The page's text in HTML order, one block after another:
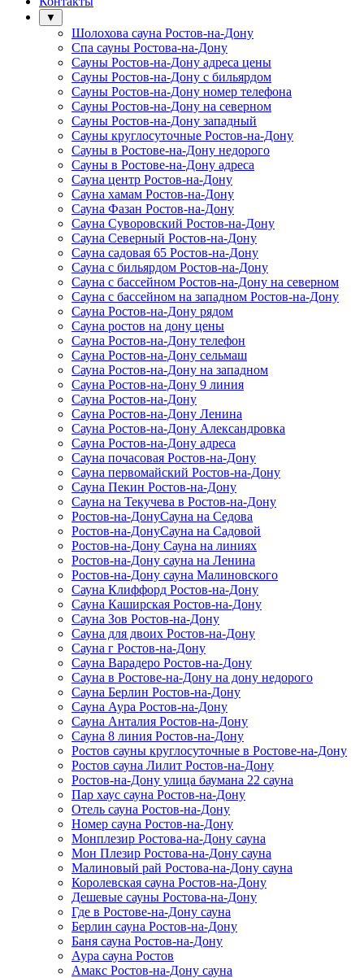
▼
Шолохова сауна Ростов-на-Дону
Спа сауны Ростова-на-Дону
Сауны Ростов-на-Дону адреса цены
Сауны Ростов-на-Дону с бильярдом
Сауны Ростов-на-Дону номер телефона
Сауны Ростов-на-Дону на северном
Сауны Ростов-на-Дону западный
Сауны круглосуточные Ростов-на-Дону
Сауны в Ростове-на-Дону недорого
Сауны в Ростове-на-Дону адреса
Сауна центр Ростов-на-Дону
Сауна хамам Ростов-на-Дону
Сауна Фазан Ростов-на-Дону
Сауна Суворовский Ростов-на-Дону
Сауна Северный Ростов-на-Дону
Сауна садовая 65 Ростов-на-Дону
Сауна с бильярдом Ростов-на-Дону
Сауна с бассейном Ростов-на-Дону на северном
Сауна с бассейном на западном Ростов-на-Дону
Сауна Ростов-на-Дону рядом
Сауна ростов на дону цены
Сауна Ростов-на-Дону телефон
Сауна Ростов-на-Дону сельмаш
Сауна Ростов-на-Дону на западном
Сауна Ростов-на-Дону 9 линия
Сауна Ростов-на-Дону
Сауна Ростов-на-Дону Ленина
Сауна Ростов-на-Дону Александровка
Сауна Ростов-на-Дону адреса
Сауна почасовая Ростов-на-Дону
Сауна первомайский Ростов-на-Дону
Сауна Пекин Ростов-на-Дону
Сауна на Текучева в Ростов-на-Дону
Ростов-на-ДонуСауна на Седова
Ростов-на-ДонуСауна на Садовой
Ростов-на-Дону Сауна на линиях
Ростов-на-Дону сауна на Ленина
Ростов-на-Дону сауна Малиновского
Сауна Клиффорд Ростов-на-Дону
Сауна Каширская Ростов-на-Дону
Сауна Зов Ростов-на-Дону
Сауна для двоих Ростов-на-Дону
Сауна г Ростов-на-Дону
Сауна Варадеро Ростов-на-Дону
Сауна в Ростове-на-Дону на дону недорого
Сауна Берлин Ростов-на-Дону
Сауна Аура Ростов-на-Дону
Сауна Анталия Ростов-на-Дону
Сауна 8 линия Ростов-на-Дону
Ростов сауны круглосуточные в Ростове-на-Дону
Ростов сауна Лилит Ростов-на-Дону
Ростов-на-Дону улица баумана 22 сауна
Пар хаус сауна Ростов-на-Дону
Отель сауна Ростов-на-Дону
Номер сауна Ростов-на-Дону
Монплезир Ростова-на-Дону сауна
Мон Плезир Ростова-на-Дону сауна
Малиновый рай Ростова-на-Дону сауна
Королевская сауна Ростов-на-Дону
Дешевые сауны Ростова-на-Дону
Где в Ростове-на-Дону сауна
Берлин сауна Ростов-на-Дону
Баня сауна Ростов-на-Дону
Аура сауна Ростов
Амакс Ростов-на-Дону сауна